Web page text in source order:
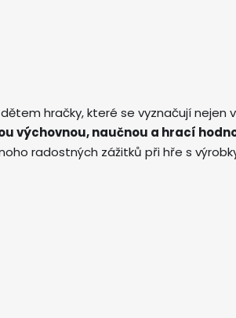
hračky, které se vyznačují nejen
výchovnou, naučnou a hrací
radostných zážitků při hře s